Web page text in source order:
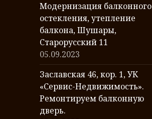
Модернизация балконного
остекления, утепление
балкона, Шушары,
Старорусский 11
05.09.2023
Заславская 46, кор. 1, УК
«Сервис-Недвижимость».
Ремонтируем балконную
дверь.